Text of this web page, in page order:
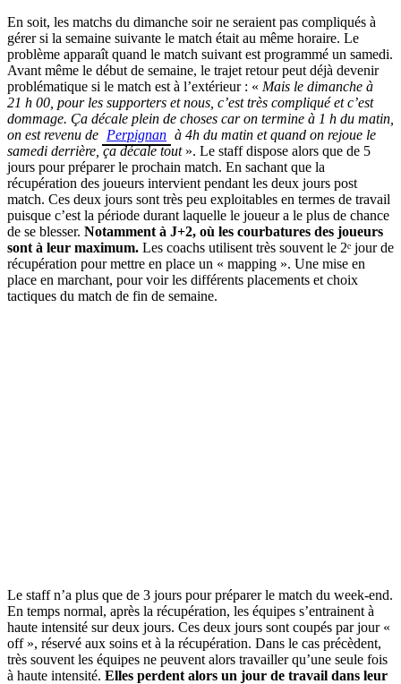
En soit, les matchs du dimanche soir ne seraient pas compliqués à
gérer si la semaine suivante le match était au même horaire. Le
problème apparaît quand le match suivant est programmé un samedi.
Avant même le début de semaine, le trajet retour peut déjà devenir
problématique si le match est à l’extérieur : « Mais le dimanche à
21 h 00, pour les supporters et nous, c’est très compliqué et c’est
dommage. Ça décale plein de choses car on termine à 1 h du matin,
on est revenu de Perpignan à 4h du matin et quand on rejoue le
samedi derrière, ça décale tout». Le staff dispose alors que de 5
jours pour préparer le prochain match. En sachant que la
récupération des joueurs intervient pendant les deux jours post
match. Ces deux jours sont très peu exploitables en termes de travail
puisque c’est la période durant laquelle le joueur a le plus de chance
de se blesser. Notamment à J+2, où les courbatures des joueurs
sont à leur maximum. Les coachs utilisent très souvent le 2ᵉ jour de
récupération pour mettre en place un « mapping ». Une mise en
place en marchant, pour voir les différents placements et choix
tactiques du match de fin de semaine.
Le staff n’a plus que de 3 jours pour préparer le match du week-end.
En temps normal, après la récupération, les équipes s’entrainent à
haute intensité sur deux jours. Ces deux jours sont coupés par jour «
off », réservé aux soins et à la récupération. Dans le cas précèdent,
très souvent les équipes ne peuvent alors travailler qu’une seule fois
à haute intensité. Elles perdent alors un jour de travail dans leur